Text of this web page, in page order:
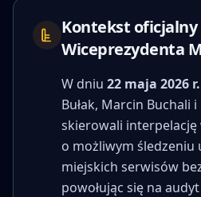
Kontekst oficjalny
Wiceprezydenta
W dniu 22 maja 2026 r.
Bułak, Marcin Buchali
skierowali
o możliwym
miejskich serwisów
powołując się na